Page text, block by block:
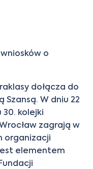
o
dołącza do
W dniu 22
kolejki
zagrają w
organizacji
elementem